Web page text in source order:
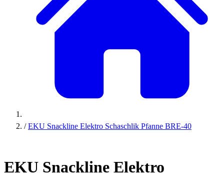
/ EKU Snackline Elektro Schaschlik Pfanne BRE-40
EKU Snackline Elektro